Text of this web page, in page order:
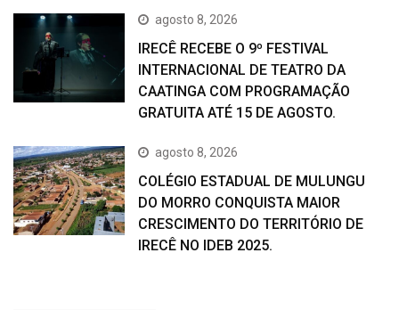
agosto 8, 2026
IRECÊ RECEBE O 9º FESTIVAL
INTERNACIONAL DE TEATRO DA
CAATINGA COM PROGRAMAÇÃO
GRATUITA ATÉ 15 DE AGOSTO.
agosto 8, 2026
COLÉGIO ESTADUAL DE MULUNGU
DO MORRO CONQUISTA MAIOR
CRESCIMENTO DO TERRITÓRIO DE
IRECÊ NO IDEB 2025.